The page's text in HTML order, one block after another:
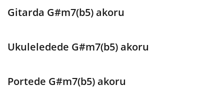
Gitarda G#m7(b5) akoru
Ukuleledede G#m7(b5) akoru
Portede G#m7(b5) akoru